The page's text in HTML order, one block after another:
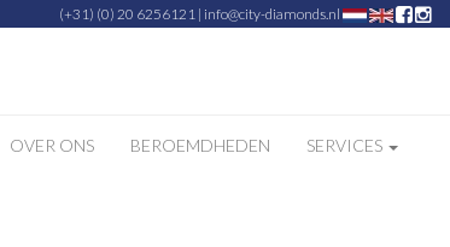
(+31) (0) 20 6256121 | info@city-diamonds.nl
OVER ONS BEROEMDHEDEN SERVICES